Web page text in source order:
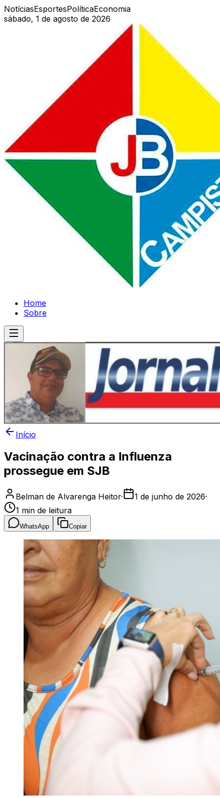
NotíciasEsportesPolíticaEconomia
sábado, 1 de agosto de 2026
Home
Sobre
Início
Vacinação contra a Influenza
prossegue em SJB
Belman de Alvarenga Heitor· 1 de junho de 2026·
1 min de leitura
WhatsApp Copiar